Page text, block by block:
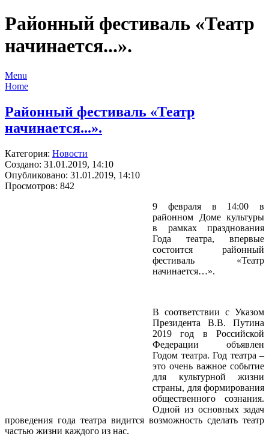
Районный фестиваль «Театр
начинается...».
Menu
Home
Районный фестиваль «Театр
начинается...».
Категория: Новости
Создано: 31.01.2019, 14:10
Опубликовано: 31.01.2019, 14:10
Просмотров: 842
9 февраля в 14:00 в
районном Доме культуры
в рамках празднования
Года театра, впервые
состоится районный
фестиваль «Театр
начинается…».
В соответствии с Указом
Президента В.В. Путина
2019 год в Российской
Федерации объявлен
Годом театра. Год театра –
это очень важное событие
для культурной жизни
страны, для формирования
общественного сознания.
Одной из основных задач
проведения года театра видится возможность сделать театр
частью жизни каждого из нас.